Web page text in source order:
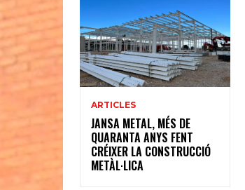
ARTICLES
JANSA METAL, MÉS DE
QUARANTA ANYS FENT
CRÉIXER LA CONSTRUCCIÓ
METÀL·LICA